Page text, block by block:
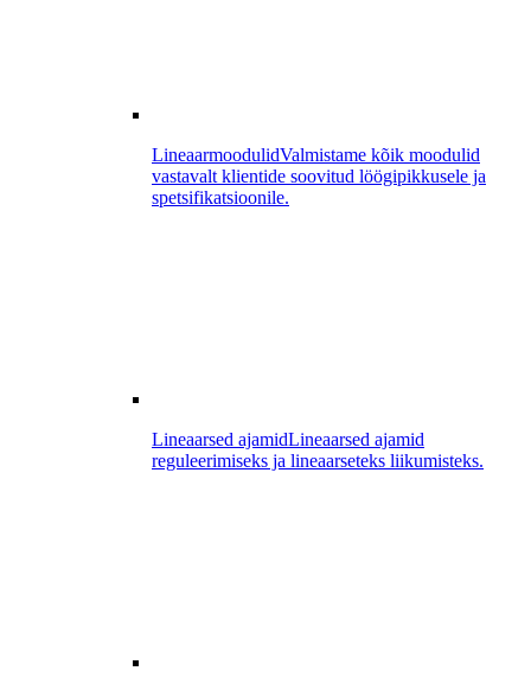
LineaarmoodulidValmistame kõik moodulid
vastavalt klientide soovitud löögipikkusele ja
spetsifikatsioonile.
Lineaarsed ajamidLineaarsed ajamid
reguleerimiseks ja lineaarseteks liikumisteks.